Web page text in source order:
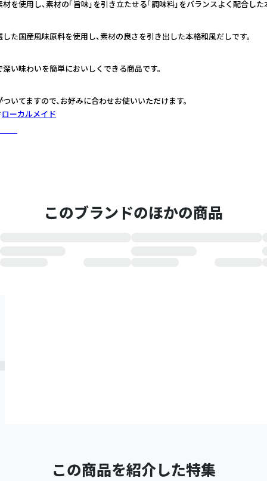
を使用し、素材の「旨味」を引き立たせる「調味料」をバランスよく配合した
た国産風味原料を使用し、素材の良さを引き出した本格和風だしです。
い味わいを簡単においしくできる商品です。
いてますので、お好みに合わせお使いいただけます。
ローカルメイド
このブランドのほかの商品
この商品を紹介した特集